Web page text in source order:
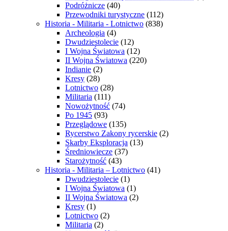
Podróżnicze (40)
Przewodniki turystyczne (112)
Historia - Militaria - Lotnictwo (838)
Archeologia (4)
Dwudziestolecie (12)
I Wojna Światowa (12)
II Wojna Światowa (220)
Indianie (2)
Kresy (28)
Lotnictwo (28)
Militaria (111)
Nowożytność (74)
Po 1945 (93)
Przeglądowe (135)
Rycerstwo Zakony rycerskie (2)
Skarby Eksploracja (13)
Średniowiecze (37)
Starożytność (43)
Historia - Militaria – Lotnictwo (41)
Dwudziestolecie (1)
I Wojna Światowa (1)
II Wojna Światowa (2)
Kresy (1)
Lotnictwo (2)
Militaria (2)